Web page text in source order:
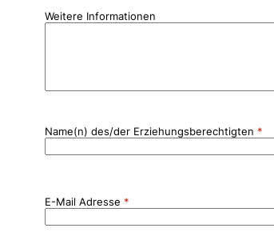
Weitere Informationen
Name(n) des/der Erziehungsberechtigten
E-Mail Adresse